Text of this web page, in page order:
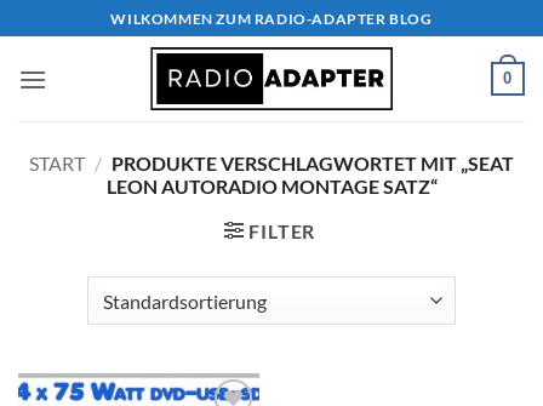
Inhalt
springen
WILKOMMEN ZUM RADIO-ADAPTER BLOG
0
START / PRODUKTE VERSCHLAGWORTET MIT „SEAT
LEON AUTORADIO MONTAGE SATZ“
FILTER